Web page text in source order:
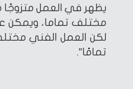
لكن العمل الفني
تمامًا”.